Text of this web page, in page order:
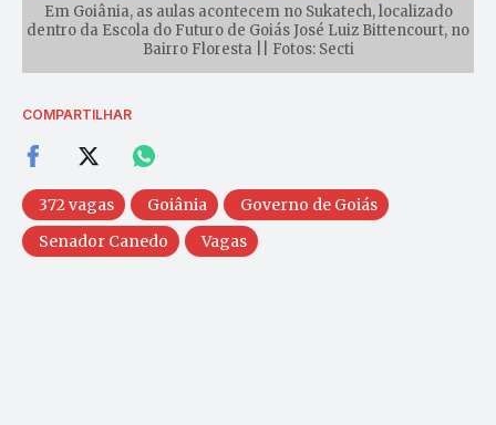
Em Goiânia, as aulas acontecem no Sukatech, localizado
dentro da Escola do Futuro de Goiás José Luiz Bittencourt, no
Bairro Floresta || Fotos: Secti
COMPARTILHAR
372 vagas Goiânia
Governo de Goiás
Senador Canedo
Vagas